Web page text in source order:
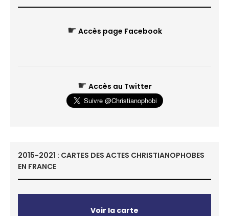
☛ Accès page Facebook
☛ Accès au Twitter
2015-2021 : CARTES DES ACTES CHRISTIANOPHOBES
EN FRANCE
Voir la carte